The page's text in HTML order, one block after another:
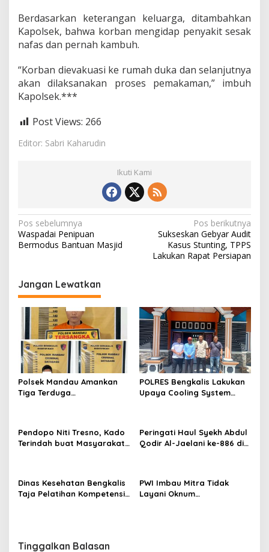
B
o
d
g
Berdasarkan keterangan keluarga, ditambahkan
Kapolsek, bahwa korban mengidap penyakit sesak
nafas dan pernah kambuh.
“Korban dievakuasi ke rumah duka dan selanjutnya
akan dilaksanakan proses pemakaman,” imbuh
Kapolsek.***
Post Views: 266
Editor: Sabri Kaharudin
Ikuti Kami
N
a
i
g
a
s
i
p
o
s
Pos sebelumnya
Waspadai Penipuan
Bermodus Bantuan Masjid
Pos berikutnya
Sukseskan Gebyar Audit
Kasus Stunting, TPPS
Lakukan Rapat Persiapan
Jangan Lewatkan
Polsek Mandau Amankan
Tiga Terduga
POLRES Bengkalis Lakukan
Upaya Cooling System
Pendopo Niti Tresno, Kado
Terindah buat Masyarakat
Peringati Haul Syekh Abdul
Qodir Al-Jaelani ke-886 di
Dinas Kesehatan Bengkalis
Taja Pelatihan Kompetensi
PWI Imbau Mitra Tidak
Layani Oknum
Tinggalkan Balasan